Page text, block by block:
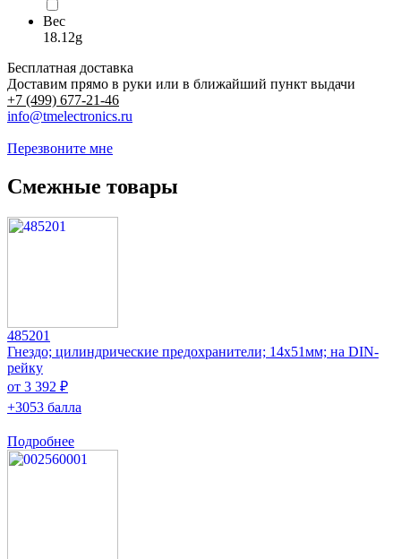
Вес
18.12g
Бесплатная доставка
Доставим прямо в руки или в ближайший пункт выдачи
+7 (499) 677-21-46
info@tmelectronics.ru
Перезвоните мне
Смежные товары
485201
Гнездо; цилиндрические предохранители; 14x51мм; на DIN-
рейку
от 3 392 ₽
+3053 балла
Подробнее